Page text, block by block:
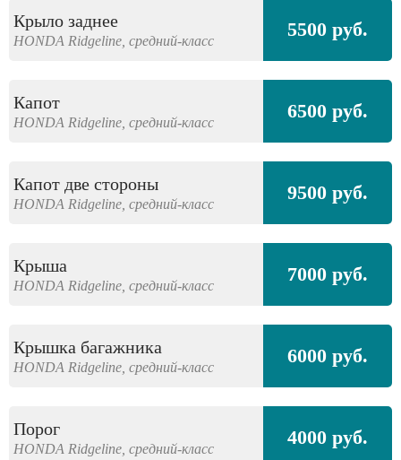
Крыло заднее
HONDA Ridgeline, средний-класс 5500 руб.
Капот
HONDA Ridgeline, средний-класс 6500 руб.
Капот две стороны
HONDA Ridgeline, средний-класс 9500 руб.
Крыша
HONDA Ridgeline, средний-класс 7000 руб.
Крышка багажника
HONDA Ridgeline, средний-класс 6000 руб.
Порог
HONDA Ridgeline, средний-класс 4000 руб.